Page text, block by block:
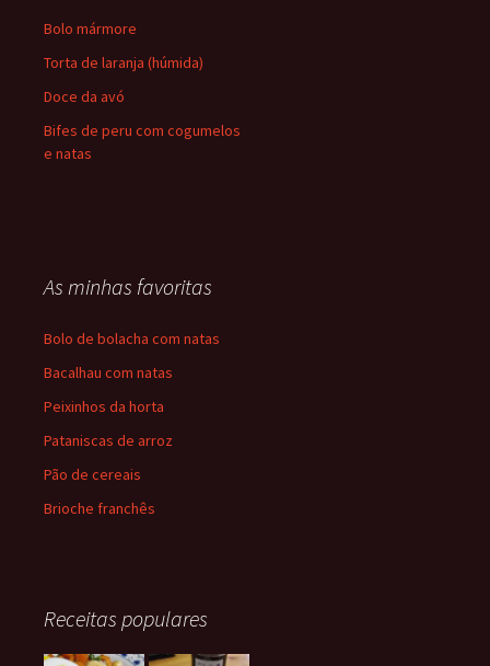
Bolo mármore
Torta de laranja (húmida)
Doce da avó
Bifes de peru com cogumelos
e natas
As minhas favoritas
Bolo de bolacha com natas
Bacalhau com natas
Peixinhos da horta
Pataniscas de arroz
Pão de cereais
Brioche franchês
Receitas populares